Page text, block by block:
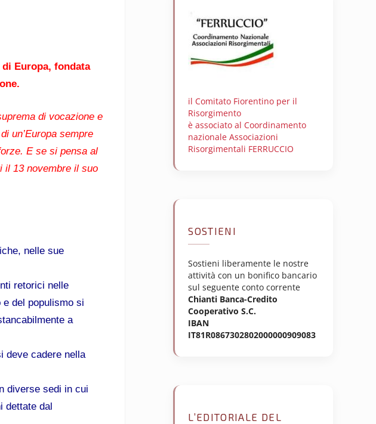
Europa, fondata
di vocazione e
un’Europa sempre
E se si pensa al
il 13 novembre il suo
nelle sue
retorici nelle
del populismo si
a
deve cadere nella
diverse sedi in cui
dettate dal
il Comitato Fiorentino per il
Risorgimento
è associato al Coordinamento
nazionale Associazioni
Risorgimentali FERRUCCIO
SOSTIENI
Sostieni liberamente le nostre
attività con un bonifico bancario
sul seguente conto corrente
Chianti Banca-Credito
Cooperativo S.C.
IBAN
IT81R0867302802000000909083
L’EDITORIALE DEL